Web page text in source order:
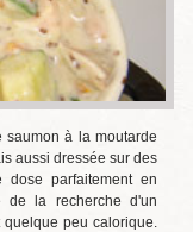
saumon à la moutarde
aussi dressée sur des
dose parfaitement en
de la recherche d'un
peu calorique.